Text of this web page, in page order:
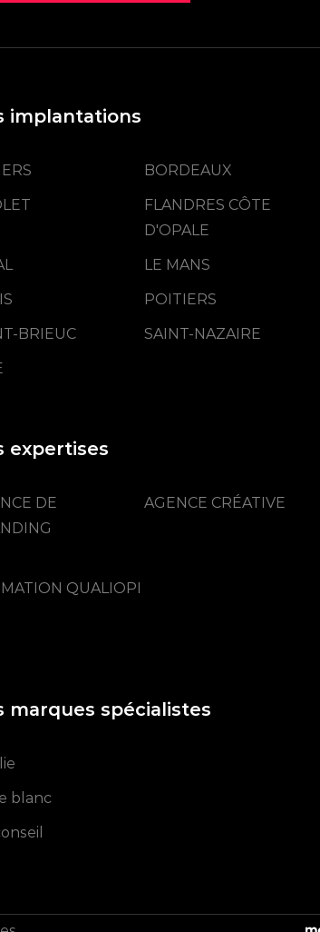
implantations
BORDEAUX
FLANDRES CÔTE
D'OPALE
LE MANS
POITIERS
BRIEUC
SAINT-NAZAIRE
expertises
DE
AGENCE CRÉATIVE
QUALIOPI
marques spécialistes
blanc